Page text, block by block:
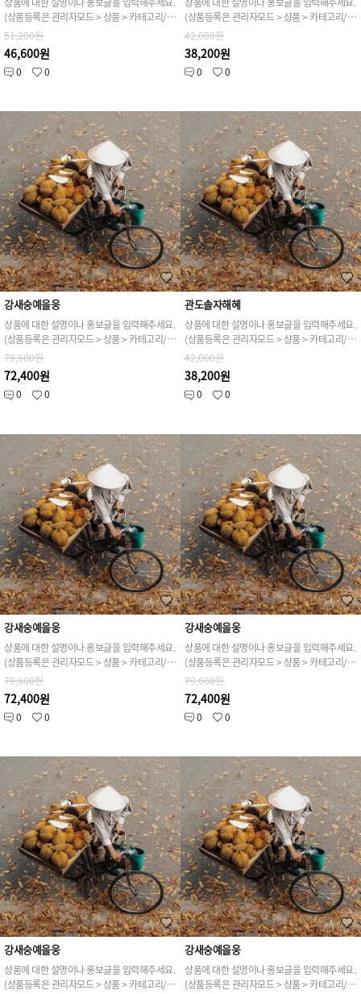
(상품등록은 관리자모드 > 상품 > 카테고리/상품관리 > 상품등록 가능)
51,200원
46,600원
0 0
(상품등록은 관리자모드 > 상품 > 카테고리/상품관리 > 상품등록 가능)
42,000원
38,200원
0 0
강새숭예을웅
상품에 대한 설명이나 홍보글을 입력해주세요.
(상품등록은 관리자모드 > 상품 > 카테고리/상품관리 > 상품등록 가능)
79,600원
72,400원
0 0
관도솔자해혜
상품에 대한 설명이나 홍보글을 입력해주세요.
(상품등록은 관리자모드 > 상품 > 카테고리/상품관리 > 상품등록 가능)
42,000원
38,200원
0 0
강새숭예을웅
상품에 대한 설명이나 홍보글을 입력해주세요.
(상품등록은 관리자모드 > 상품 > 카테고리/상품관리 > 상품등록 가능)
79,600원
72,400원
0 0
강새숭예을웅
상품에 대한 설명이나 홍보글을 입력해주세요.
(상품등록은 관리자모드 > 상품 > 카테고리/상품관리 > 상품등록 가능)
79,600원
72,400원
0 0
강새숭예을웅
상품에 대한 설명이나 홍보글을 입력해주세요.
(상품등록은 관리자모드 > 상품 > 카테고리/상품관리 > 상품등록 가능)
강새숭예을웅
상품에 대한 설명이나 홍보글을 입력해주세요.
(상품등록은 관리자모드 > 상품 > 카테고리/상품관리 > 상품등록 가능)